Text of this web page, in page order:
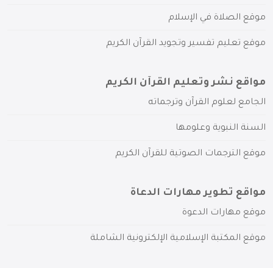
موقع الصلاة في الإسلام
موقع تعليم تفسير وتجويد القرآن الكريم
مواقع نشر وتعليم القرآن الكريم
الجامع لعلوم القرآن وترجماته
السنة النبوية وعلومها
موقع الترجمات الصوتية للقرآن الكريم
مواقع تطوير مهارات الدعاة
موقع مهارات الدعوة
موقع المكتبة الإسلامية الإلكترونية الشاملة